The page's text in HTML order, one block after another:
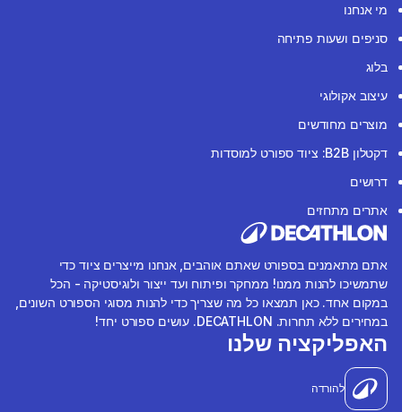
מי אנחנו
סניפים ושעות פתיחה
בלוג
עיצוב אקולוגי
מוצרים מחודשים
דקטלון B2B: ציוד ספורט למוסדות
דרושים
אתרים מתחזים
אתם מתאמנים בספורט שאתם אוהבים, אנחנו מייצרים ציוד כדי
שתמשיכו להנות ממנו! ממחקר ופיתוח ועד ייצור ולוגיסטיקה - הכל
במקום אחד. כאן תמצאו כל מה שצריך כדי להנות מסוגי הספורט השונים,
במחירים ללא תחרות. DECATHLON. עושים ספורט יחד!
האפליקציה שלנו
להורדה